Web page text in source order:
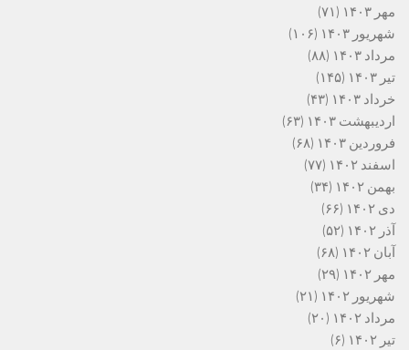
مهر ۱۴۰۳
(۷۱)
شهریور ۱۴۰۳
(۱۰۶)
مرداد ۱۴۰۳
(۸۸)
تیر ۱۴۰۳
(۱۴۵)
خرداد ۱۴۰۳
(۴۳)
اردیبهشت ۱۴۰۳
(۶۳)
فروردین ۱۴۰۳
(۶۸)
اسفند ۱۴۰۲
(۷۷)
بهمن ۱۴۰۲
(۳۴)
دی ۱۴۰۲
(۶۶)
آذر ۱۴۰۲
(۵۲)
آبان ۱۴۰۲
(۶۸)
مهر ۱۴۰۲
(۲۹)
شهریور ۱۴۰۲
(۲۱)
مرداد ۱۴۰۲
(۲۰)
تیر ۱۴۰۲
(۶)